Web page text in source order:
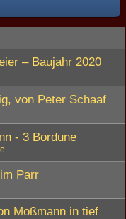
– Baujahr 2020
von Peter Schaaf
- 3 Bordune
Parr
Moßmann in tief